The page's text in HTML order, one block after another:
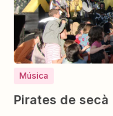
Música
Pirates de secà